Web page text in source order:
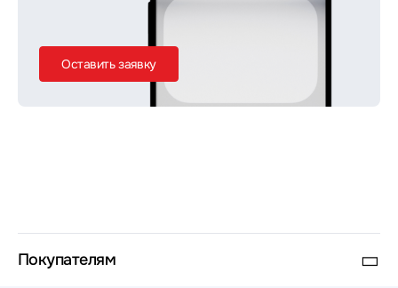
Оставить заявку
Покупателям